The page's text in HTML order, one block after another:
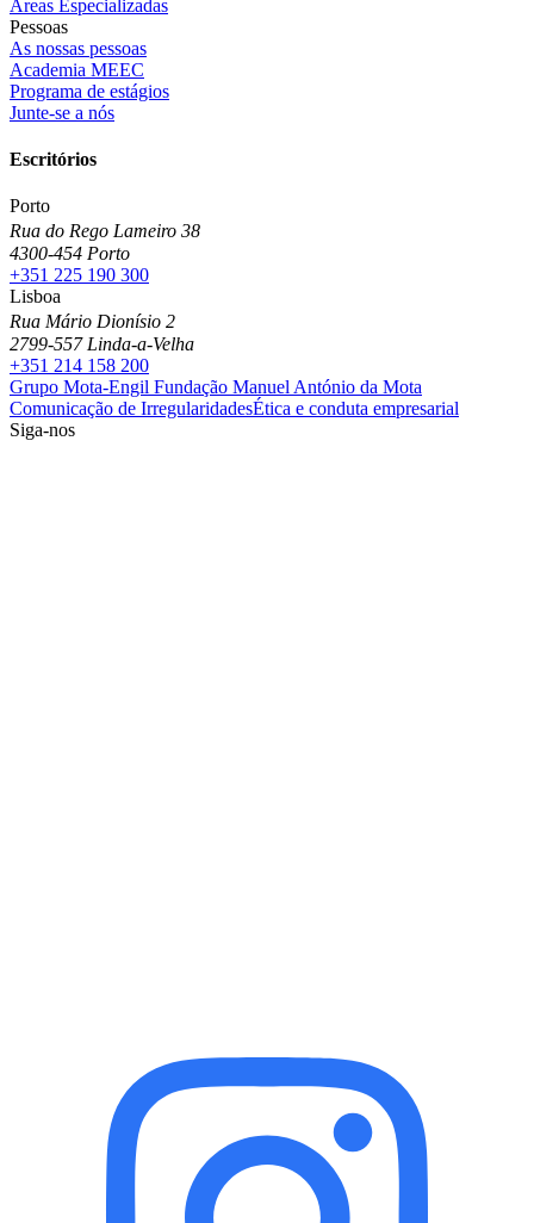
Áreas Especializadas
Pessoas
As nossas pessoas
Academia MEEC
Programa de estágios
Junte-se a nós
Escritórios
Porto
Rua do Rego Lameiro 38
4300-454 Porto
+351 225 190 300
Lisboa
Rua Mário Dionísio 2
2799-557 Linda-a-Velha
+351 214 158 200
Grupo Mota-Engil Fundação Manuel António da Mota
Comunicação de IrregularidadesÉtica e conduta empresarial
Siga-nos